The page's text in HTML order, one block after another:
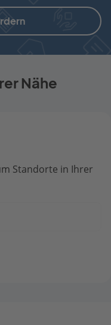
Nähe
Standorte in Ihrer